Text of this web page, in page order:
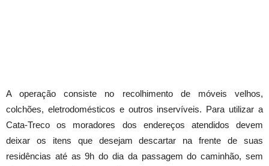
A operação consiste no recolhimento de móveis velhos,
colchões, eletrodomésticos e outros inservíveis. Para utilizar a
Cata-Treco os moradores dos endereços atendidos devem
deixar os itens que desejam descartar na frente de suas
residências até as 9h do dia da passagem do caminhão, sem